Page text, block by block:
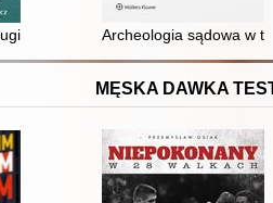
postępowaniu karnym
- egzamin na licencjęArcheologia sądowa w
MĘSKA DAWKA